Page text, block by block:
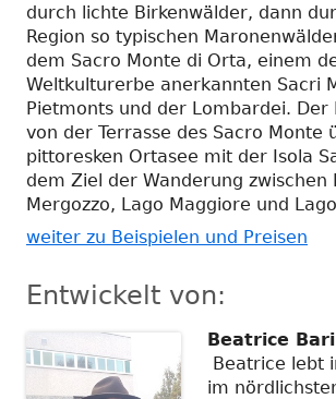
durch lichte Birkenwälder, dann
Region so typischen
dem Sacro Monte di Orta, einem
Weltkulturerbe anerkannten Sacri
Pietmonts und der Lombardei. Der
von der Terrasse des Sacro Monte
pittoresken Ortasee mit der Isola
dem Ziel der Wanderung zwischen
Mergozzo, Lago Maggiore und
weiter zu Beispielen und Preisen
Entwickelt von:
Beatrice
Beatrice lebt
im